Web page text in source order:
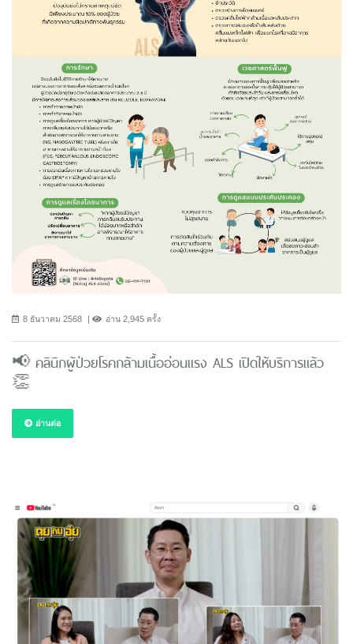
8 ธันวาคม 2568 อ่าน 2,945 ครั้ง
📢 คลินิกผู้ป่วยโรคกล้ามเนื้ออ่อนแรง ALS เปิดให้บริการแล้ว
👏
อ่านต่อ